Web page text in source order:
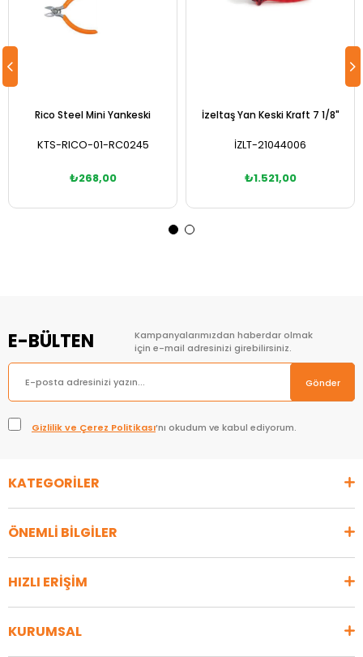
Rico Steel Mini Yankeski
KTS-RICO-01-RC0245
₺268,00
İzeltaş Yan Keski Kraft 7 1/8"
İZLT-21044006
₺1.521,00
E-BÜLTEN
Kampanyalarımızdan haberdar olmak
için e-mail adresinizi girebilirsiniz.
Gönder
Gizlilik ve Çerez Politikası’nı okudum ve kabul ediyorum.
KATEGORİLER
ÖNEMLİ BİLGİLER
HIZLI ERİŞİM
KURUMSAL